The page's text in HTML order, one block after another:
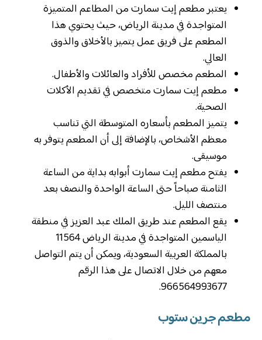
يعتبر مطعم إيت سمارت من المطاعم المتميزة
المتواجدة في مدينة الرياض، حيث يحتوي هذا
المطعم على فريق عمل يتميز بالأخلاق والذوق
العالي.
المطعم مخصص للأفراد والعائلات والأطفال.
مطعم إيت سمارت متخصص في تقديم الأكلات
الصحية.
يتميز المطعم بأسعاره المتوسطة التي تناسب
معظم الأشخاص، بالإضافة إلى أن المطعم يتوفر به
موسيقى.
يفتح مطعم إيت سمارت أبوابه بداية من الساعة
الثامنة صباحاً حتى الساعة الواحدة والنصف بعد
منتصف الليل.
يقع المطعم عند طريق الملك عبد العزيز في منطقة
الياسمين المتواجدة في مدينة الرياض 11564
بالمملكة العربية السعودية، ويمكن أن يتم التواصل
معهم من خلال الاتصال على هذا الرقم
966564993677.
مطعم جرين ستوب